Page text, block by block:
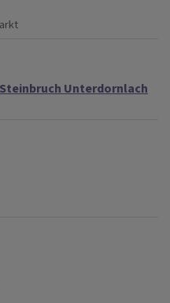
Unterdornlach